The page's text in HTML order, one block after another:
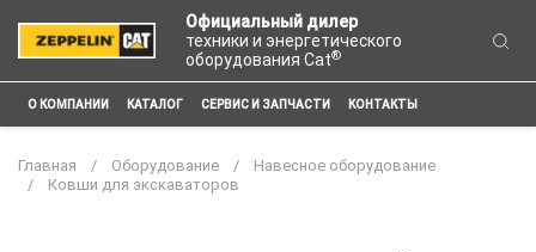
Официальный дилер
техники и энергетического
оборудования Cat®
О КОМПАНИИ КАТАЛОГ СЕРВИС И ЗАПЧАСТИ КОНТАКТЫ
Главная Оборудование
Навесное оборудование
Ковши для экскаваторов